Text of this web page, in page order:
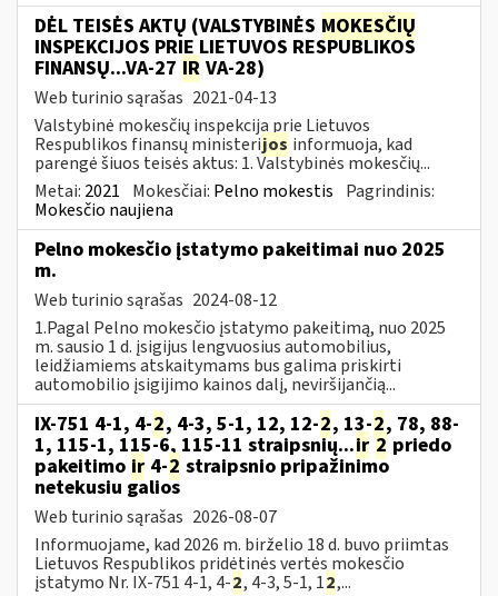
DĖL TEISĖS AKTŲ (VALSTYBINĖS MOKESČIŲ
INSPEKCIJOS PRIE LIETUVOS RESPUBLIKOS
FINANSŲ...VA-27 IR VA-28)
Web turinio sąrašas 2021-04-13
Valstybinė mokesčių inspekcija prie Lietuvos
Respublikos finansų ministerijos informuoja, kad
parengė šiuos teisės aktus: 1. Valstybinės mokesčių...
Metai: 2021 Mokesčiai: Pelno mokestis Pagrindinis:
Mokesčio naujiena
Pelno mokesčio įstatymo pakeitimai nuo 2025
m.
Web turinio sąrašas 2024-08-12
1.Pagal Pelno mokesčio įstatymo pakeitimą, nuo 2025
m. sausio 1 d. įsigijus lengvuosius automobilius,
leidžiamiems atskaitymams bus galima priskirti
automobilio įsigijimo kainos dalį, neviršijančią...
IX-751 4-1, 4-2, 4-3, 5-1, 12, 12-2, 13-2, 78, 88-
1, 115-1, 115-6, 115-11 straipsnių...ir 2 priedo
pakeitimo ir 4-2 straipsnio pripažinimo
netekusiu galios
Web turinio sąrašas 2026-08-07
Informuojame, kad 2026 m. birželio 18 d. buvo priimtas
Lietuvos Respublikos pridėtinės vertės mokesčio
įstatymo Nr. IX-751 4-1, 4-2, 4-3, 5-1, 12,...